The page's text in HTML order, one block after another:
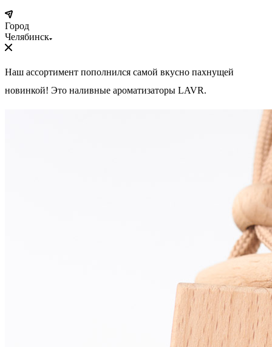
Город
Челябинск
Наш ассортимент пополнился самой вкусно пахнущей
новинкой! Это наливные ароматизаторы LAVR.